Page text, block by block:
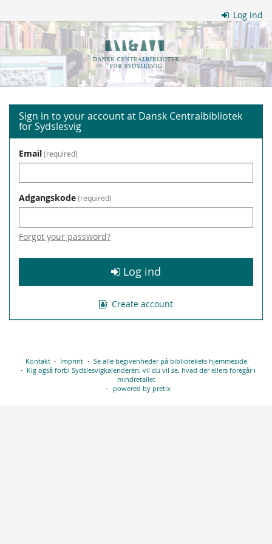
main
content
Log ind
Dansk
Centralbibliotek
for
Sydslesvig
Sign in to your account at Dansk Centralbibliotek
for Sydslesvig
Email required
Adgangskode required
Forgot your password?
Log ind
Create account
Kontakt Imprint
Se alle begivenheder på bibliotekets hjemmeside
Kig også forbi Sydslesvigkalenderen, vil du vil se, hvad der ellers foregår i
mindretallet
powered by pretix